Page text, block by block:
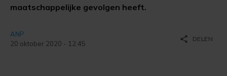
maatschappelijke gevolgen heeft.
ANP
20 oktober 2020 - 12:45
share DELEN